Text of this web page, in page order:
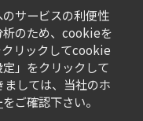
サービスの利便性
析のため、cookieを
リックしてcookie
」をクリックして
しては、当社のホ
をご確認下さい。